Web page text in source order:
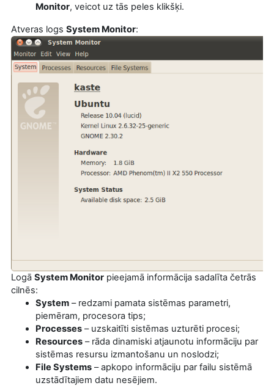
Monitor, veicot uz tās peles klikšķi.
Atveras logs System Monitor:
Logā System Monitor pieejamā informācija sadalīta četrās
cilnēs:
System – redzami pamata sistēmas parametri,
piemēram, procesora tips;
Processes – uzskaitīti sistēmas uzturēti procesi;
Resources – rāda dinamiski atjaunotu informāciju par
sistēmas resursu izmantošanu un noslodzi;
File Systems – apkopo informāciju par failu sistēmā
uzstādītajiem datu nesējiem.